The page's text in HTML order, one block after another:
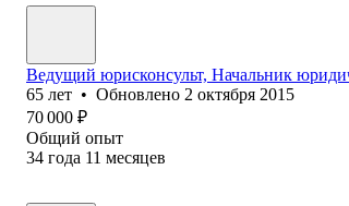
Ведущий юрисконсульт, Начальник
65 лет • Обновлено 2 октября 2015
70 000 ₽
Общий опыт
34 года 11 месяцев